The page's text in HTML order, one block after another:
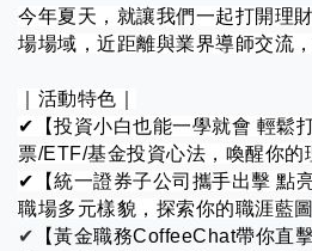
今年夏天，就讓我們一起打開理
場場域，近距離與業界導師交流
｜活動特色｜
✔ 【投資小白也能一學就會 輕鬆
票/ETF/基金投資心法，喚醒你的
✔ 【統一證券子公司攜手出擊 點
職場多元樣貌，探索你的職涯藍圖
✔ 【黃金職務CoffeeChat帶你直